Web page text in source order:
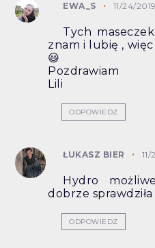
EWA_S 11/24/2019
Tych
znam i lubię ,
😃
Pozdrawiam
Lili
ODPOWIEDZ
ŁUKASZ BIER 11/
Hydro
dobrze sprawdziła
ODPOWIEDZ